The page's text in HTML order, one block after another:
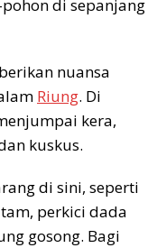
di sepanjang
nuansa
Riung. Di
kera,
kuskus.
di sini, seperti
perkici dada
gosong. Bagi